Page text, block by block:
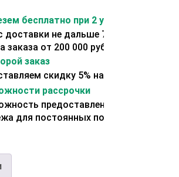
бесплатно при 2 условиях:
доставки не дальше 70 км от склада.
заказа от 200 000 рублей.
заказ
скидку 5% на второй заказ
рассрочки
предоставления отсрочки
для постоянных покупателей.